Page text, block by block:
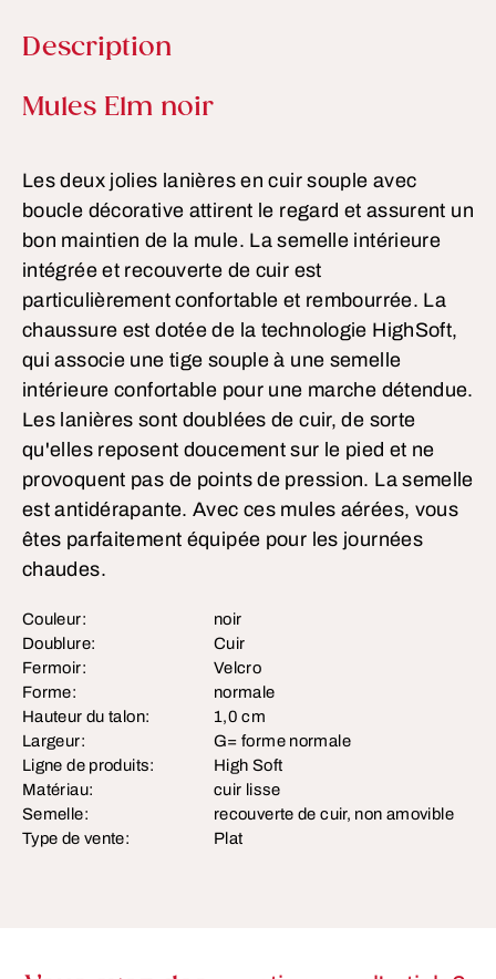
Description
Informations sur le produit
Mules Elm noir
Les deux jolies lanières en cuir souple avec
boucle décorative attirent le regard et assurent un
bon maintien de la mule. La semelle intérieure
intégrée et recouverte de cuir est
particulièrement confortable et rembourrée. La
chaussure est dotée de la technologie HighSoft,
qui associe une tige souple à une semelle
intérieure confortable pour une marche détendue.
Les lanières sont doublées de cuir, de sorte
qu'elles reposent doucement sur le pied et ne
provoquent pas de points de pression. La semelle
est antidérapante. Avec ces mules aérées, vous
êtes parfaitement équipée pour les journées
chaudes.
Couleur:
noir
Doublure:
Cuir
Fermoir:
Velcro
Forme:
normale
Hauteur du talon:
1,0 cm
Largeur:
G= forme normale
Ligne de produits:
High Soft
Matériau:
cuir lisse
Semelle:
recouverte de cuir, non amovible
Type de vente:
Plat